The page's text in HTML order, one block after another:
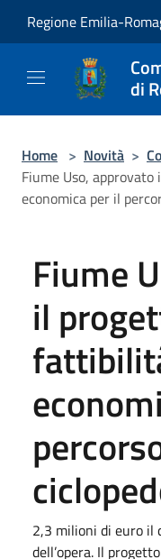
Regione Emilia-
di
Home > Novità >
Fiume Uso,
economica per il
Fiume
il
2,3 milioni di euro il
dell’opera. Il